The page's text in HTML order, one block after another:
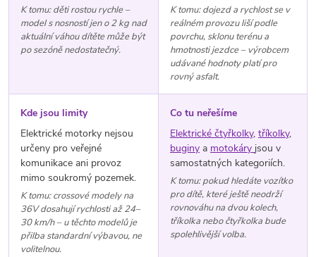
K tomu: děti rostou rychle –
model s nosností jen o 2 kg nad
aktuální váhou dítěte může být
po sezóně nedostatečný.
K tomu: dojezd a rychlost se v
reálném provozu liší podle
povrchu, sklonu terénu a
hmotnosti jezdce – výrobcem
udávané hodnoty platí pro
rovný asfalt.
Kde jsou limity
Elektrické motorky nejsou
určeny pro veřejné
komunikace ani provoz
mimo soukromý pozemek.
K tomu: crossové modely na
36V dosahují rychlosti až 24–
30 km/h – u těchto modelů je
přilba standardní výbavou, ne
volitelnou.
Co tu neřešíme
Elektrické čtyřkolky, tříkolky,
buginy a motokáry jsou v
samostatných kategoriích.
K tomu: pokud hledáte vozítko
pro dítě, které ještě neodrží
rovnováhu na dvou kolech,
tříkolka nebo čtyřkolka bude
spolehlivější volba.